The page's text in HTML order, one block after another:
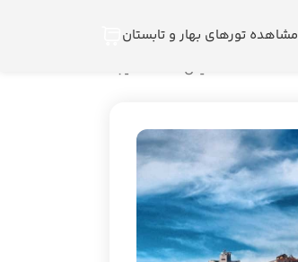
مشاهده تورهای بهار و تابستان
نمایش همه 2 نتیجه